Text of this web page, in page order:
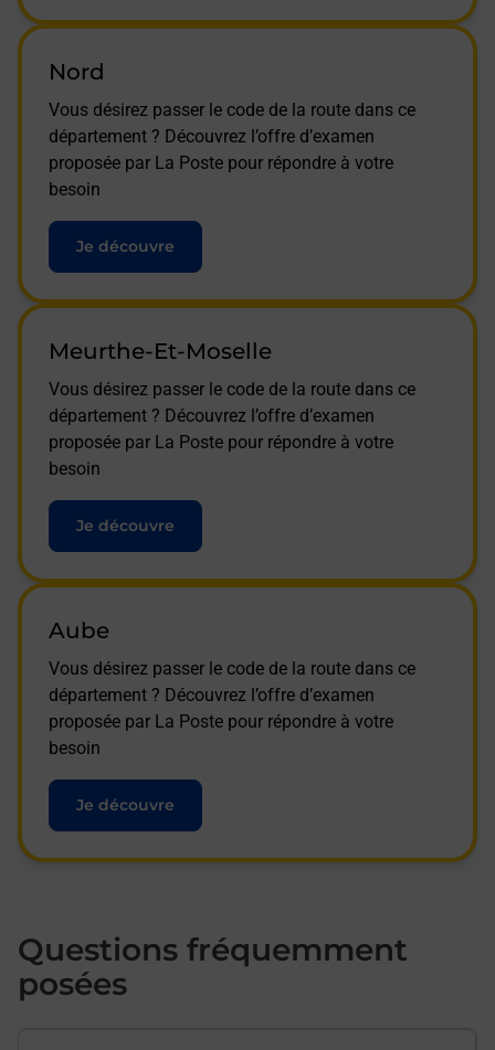
Nord
Vous désirez passer le code de la route dans ce
département ? Découvrez l’offre d’examen
proposée par La Poste pour répondre à votre
besoin
Je découvre
Meurthe-Et-Moselle
Vous désirez passer le code de la route dans ce
département ? Découvrez l’offre d’examen
proposée par La Poste pour répondre à votre
besoin
Je découvre
Aube
Vous désirez passer le code de la route dans ce
département ? Découvrez l’offre d’examen
proposée par La Poste pour répondre à votre
besoin
Je découvre
Questions fréquemment
posées